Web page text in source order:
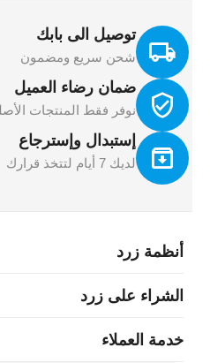
توصيل الى بابك
شحن سريع ومضمون
ضمان رضاء العميل
نوفر فقط المنتجات الأصلية
إستبدال وإسترجاع
لديك 7 أيام لتتخذ قرارك
أنظمة زرد
الشراء على زرد
خدمة العملاء